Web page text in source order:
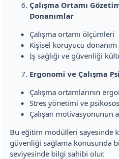
Çalışma Ortamı
Donanımlar
Çalışma ortamı ölçümleri
Kişisel koruyucu donanım
İş sağlığı ve güvenliği
Ergonomi ve Çalışma
Çalışma ortamlarının
Stres yönetimi ve
Çalışan motivasyonunun
Bu eğitim modülleri sayesinde
güvenliği sağlama konusunda
seviyesinde bilgi sahibi olur.